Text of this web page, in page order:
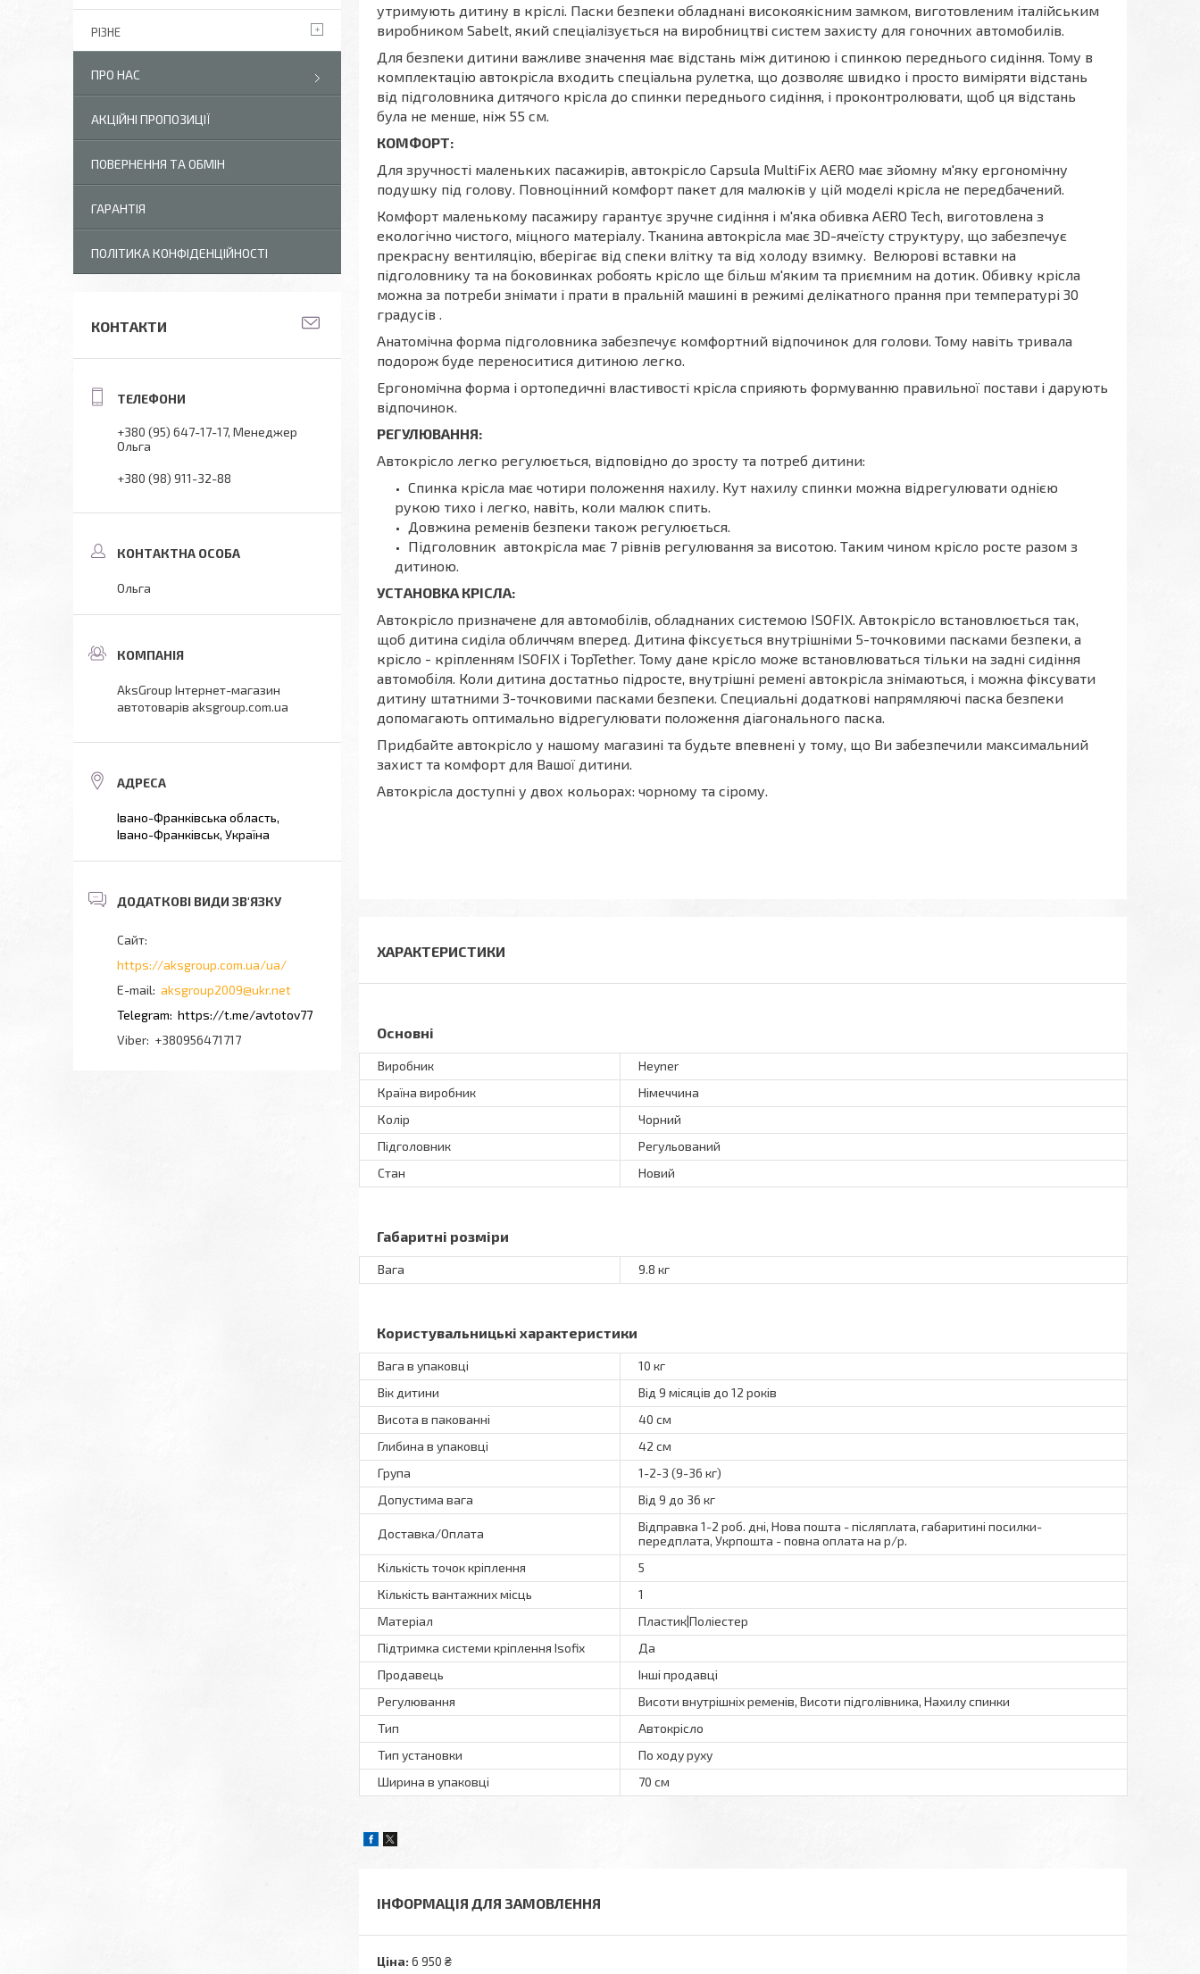
утримують дитину в кріслі. Паски безпеки обладнані високоякісним замком, виготовленим італійським
виробником Sabelt, який спеціалізується на виробництві систем захисту для гоночних автомобилів.
Для безпеки дитини важливе значення має відстань між дитиною і спинкою переднього сидіння. Тому в
комплектацію автокрісла входить спеціальна рулетка, що дозволяє швидко і просто виміряти відстань
від підголовника дитячого крісла до спинки переднього сидіння, і проконтролювати, щоб ця відстань
була не менше, ніж 55 см.
КОМФОРТ:
Для зручності маленьких пасажирів, автокрісло Capsula MultiFix AERO має зйомну м'яку ергономічну
подушку під голову. Повноцінний комфорт пакет для малюків у цій моделі крісла не передбачений.
Комфорт маленькому пасажиру гарантує зручне сидіння і м'яка обивка AERO Tech, виготовлена з
екологічно чистого, міцного матеріалу. Тканина автокрісла має 3D-ячеїсту структуру, що забезпечує
прекрасну вентиляцію, вберігає від спеки влітку та від холоду взимку. Велюрові вставки на
підголовнику та на боковинках робоять крісло ще більш м'яким та приємним на дотик. Обивку крісла
можна за потреби знімати і прати в пральній машині в режимі делікатного прання при температурі 30
градусів .
Анатомічна форма підголовника забезпечує комфортний відпочинок для голови. Тому навіть тривала
подорож буде переноситися дитиною легко.
Ергономічна форма і ортопедичні властивості крісла сприяють формуванню правильної постави і дарують
відпочинок.
РЕГУЛЮВАННЯ:
Автокрісло легко регулюється, відповідно до зросту та потреб дитини:
Спинка крісла має чотири положення нахилу. Кут нахилу спинки можна відрегулювати однією
рукою тихо і легко, навіть, коли малюк спить.
Довжина ременів безпеки також регулюється.
Підголовник автокрісла має 7 рівнів регулювання за висотою. Таким чином крісло росте разом з
дитиною.
УСТАНОВКА КРІСЛА:
Автокрісло призначене для автомобілів, обладнаних системою ISOFIX. Автокрісло встановлюється так,
щоб дитина сиділа обличчям вперед. Дитина фіксується внутрішніми 5-точковими пасками безпеки, а
крісло - кріпленням ISOFIX і TopTether. Тому дане крісло може встановлюваться тільки на задні сидіння
автомобіля. Коли дитина достатньо підросте, внутрішні ремені автокрісла знімаються, і можна фіксувати
дитину штатними 3-точковими пасками безпеки. Специальні додаткові напрямляючі паска безпеки
допомагають оптимально відрегулювати положення діагонального паска.
Придбайте автокрісло у нашому магазині та будьте впевнені у тому, що Ви забезпечили максимальний
захист та комфорт для Вашої дитини.
Автокрісла доступні у двох кольорах: чорному та сірому.
ХАРАКТЕРИСТИКИ
Основні
Виробник
Heyner
Країна виробник
Німеччина
Колір
Чорний
Підголовник
Регульований
Стан
Новий
Габаритні розміри
Вага 9.8 кг
Користувальницькі характеристики
Вага в упаковці
10 кг
Вік дитини
Від 9 місяців до 12 років
Висота в пакованні
40 см
Глибина в упаковці
42 см
Група
1-2-3 (9-36 кг)
Допустима вага
Від 9 до 36 кг
Доставка/Оплата
Відправка 1-2 роб. дні, Нова пошта - післяплата, габаритині посилки-
передплата, Укрпошта - повна оплата на р/р.
Кількість точок кріплення
5
Кількість вантажних місць
1
Матеріал
Пластик|Поліестер
Підтримка системи кріплення Isofix
Да
Продавець
Інші продавці
Регулювання
Висоти внутрішніх ременів, Висоти підголівника, Нахилу спинки
Тип
Автокрісло
Тип установки
По ходу руху
Ширина в упаковці
70 см
ІНФОРМАЦІЯ ДЛЯ ЗАМОВЛЕННЯ
Ціна: 6 950 ₴
РІЗНЕ
ПРО НАС
АКЦІЙНІ ПРОПОЗИЦІЇ
ПОВЕРНЕННЯ ТА ОБМІН
ГАРАНТІЯ
ПОЛІТИКА КОНФІДЕНЦІЙНОСТІ
КОНТАКТИ
+380 (95) 647-17-17 Менеджер
Ольга
+380 (98) 911-32-88
Ольга
AksGroup Інтернет-магазин
автотоварів aksgroup.com.ua
Івано-Франківська область,
Івано-Франківськ, Україна
https://aksgroup.com.ua/ua/
aksgroup2009@ukr.net
https://t.me/avtotov77
+380956471717